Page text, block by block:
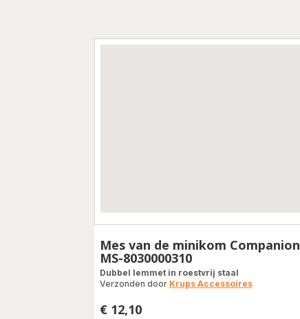
Mes van de minikom Companion
MS-8030000310
Dubbel lemmet in roestvrij staal
Verzonden door Krups Accessoires
Prijs
€ 12,10